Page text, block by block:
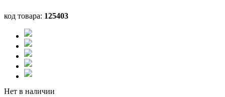
код товара: 125403
Нет в наличии